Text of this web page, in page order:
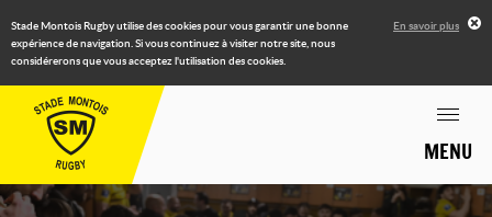
Stade Montois Rugby utilise des cookies pour vous garantir une bonne
expérience de navigation. Si vous continuez à visiter notre site, nous
considérerons que vous acceptez l'utilisation des cookies.
En savoir plus
MENU